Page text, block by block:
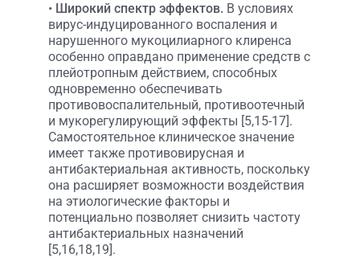
• Широкий спектр эффектов. В условиях
вирус-индуцированного воспаления и
нарушенного мукоцилиарного клиренса
особенно оправдано применение средств с
плейотропным действием, способных
одновременно обеспечивать
противовоспалительный, противоотечный
и мукорегулирующий эффекты [5,15-17].
Самостоятельное клиническое значение
имеет также противовирусная и
антибактериальная активность, поскольку
она расширяет возможности воздействия
на этиологические факторы и
потенциально позволяет снизить частоту
антибактериальных назначений
[5,16,18,19].